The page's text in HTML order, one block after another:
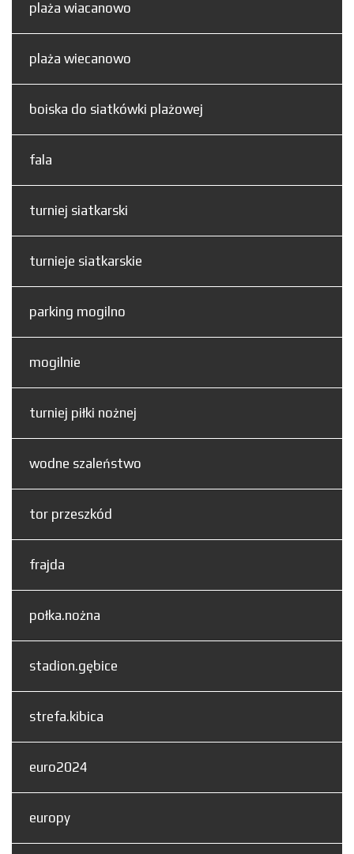
plaża wiacanowo
plaża wiecanowo
boiska do siatkówki plażowej
fala
turniej siatkarski
turnieje siatkarskie
parking mogilno
mogilnie
turniej piłki nożnej
wodne szaleństwo
tor przeszkód
frajda
połka.nożna
stadion.gębice
strefa.kibica
euro2024
europy